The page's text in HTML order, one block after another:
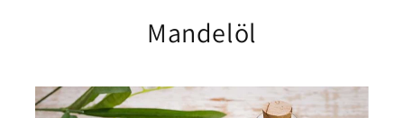
Mandelöl